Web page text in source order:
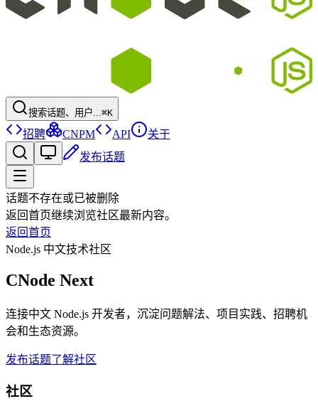
搜索话题、用户...⌘K
招聘 CNPM API
关于
发布话题
话题不存在或已被删除
返回首页继续浏览社区最新内容。
返回首页
Node.js 中文技术社区
CNode Next
连接中文 Node.js 开发者，沉淀问题解法、项目实践、招聘机
会和生态资源。
发布话题了解社区
社区